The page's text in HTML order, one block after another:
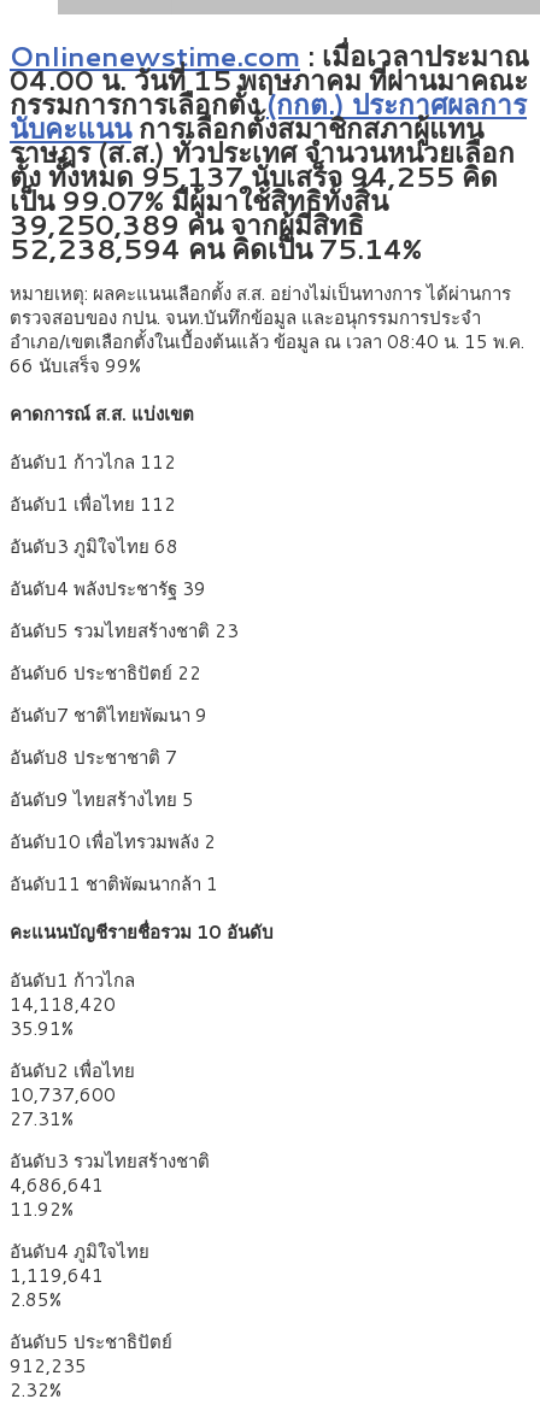
Onlinenewstime.com : เมื่อเวลาประมาณ
04.00 น. วันที่ 15 พฤษภาคม ที่ผ่านมาคณะ
กรรมการการเลือกตั้ง(กกต.) ประกาศผลการ
นับคะแนนการเลือกตั้งสมาชิกสภาผู้แทน
ราษฎร (ส.ส.) ทั่วประเทศ จำนวนหน่วยเลือก
ตั้ง ทั้งหมด 95,137 นับเสร็จ 94,255 คิด
เป็น 99.07% มีผู้มาใช้สิทธิทั้งสิ้น
39,250,389 คน จากผู้มีสิทธิ
52,238,594 คน คิดเป็น 75.14%
หมายเหตุ: ผลคะแนนเลือกตั้ง ส.ส. อย่างไม่เป็นทางการ ได้ผ่านการ
ตรวจสอบของ กปน. จนท.บันทึกข้อมูล และอนุกรรมการประจำ
อำเภอ/เขตเลือกตั้งในเบื้องต้นแล้ว ข้อมูล ณ เวลา 08:40 น. 15 พ.ค.
66 นับเสร็จ 99%
คาดการณ์ ส.ส. แบ่งเขต
อันดับ1 ก้าวไกล 112
อันดับ1 เพื่อไทย 112
อันดับ3 ภูมิใจไทย 68
อันดับ4 พลังประชารัฐ 39
อันดับ5 รวมไทยสร้างชาติ 23
อันดับ6 ประชาธิปัตย์ 22
อันดับ7 ชาติไทยพัฒนา 9
อันดับ8 ประชาชาติ 7
อันดับ9 ไทยสร้างไทย 5
อันดับ10 เพื่อไทรวมพลัง 2
อันดับ11 ชาติพัฒนากล้า 1
คะแนนบัญชีรายชื่อรวม 10 อันดับ
อันดับ1 ก้าวไกล
14,118,420
35.91%
อันดับ2 เพื่อไทย
10,737,600
27.31%
อันดับ3 รวมไทยสร้างชาติ
4,686,641
11.92%
อันดับ4 ภูมิใจไทย
1,119,641
2.85%
อันดับ5 ประชาธิปัตย์
912,235
2.32%